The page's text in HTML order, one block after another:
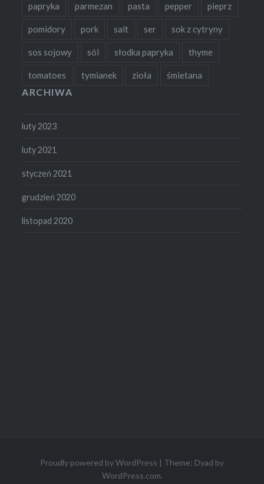
papryka parmezan pasta pepper pieprz
pomidory pork salt ser sok z cytryny
sos sojowy sól słodka papryka thyme
tomatoes tymianek zioła śmietana
ARCHIWA
luty 2023
luty 2021
styczeń 2021
grudzień 2020
listopad 2020
Proudly powered by WordPress | Theme: Dyad by
WordPress.com.